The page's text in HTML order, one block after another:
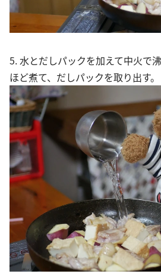
5. 水とだしパックを加えて中火で
ほど煮て、だしパックを取り出す。